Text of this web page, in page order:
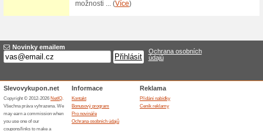
65% fungovalo
Chcete udělat svým blízkým
dárkový poukaz do obchodu
poukaz nelze vyměnit zpět